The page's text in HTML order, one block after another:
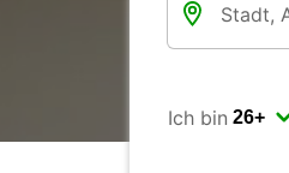
Ich bin